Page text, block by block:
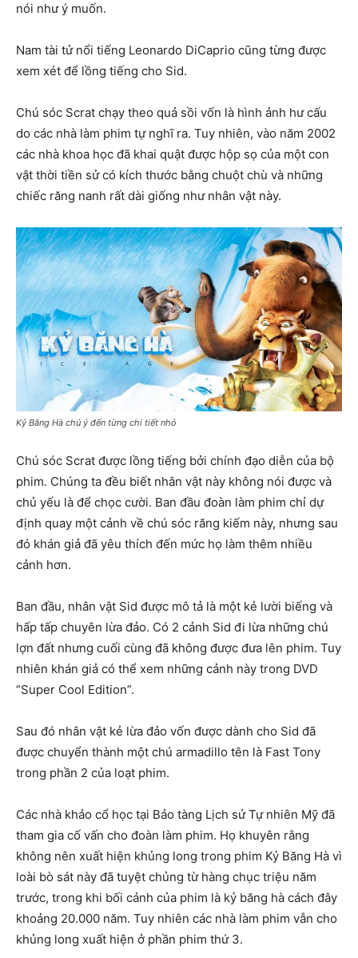
nói như ý muốn.
Nam tài tử nổi tiếng Leonardo DiCaprio cũng từng được
xem xét để lồng tiếng cho Sid.
Chú sóc Scrat chạy theo quả sồi vốn là hình ảnh hư cấu
do các nhà làm phim tự nghĩ ra. Tuy nhiên, vào năm 2002
các nhà khoa học đã khai quật được hộp sọ của một con
vật thời tiền sử có kích thước bằng chuột chù và những
chiếc răng nanh rất dài giống như nhân vật này.
Kỷ Băng Hà chú ý đến từng chi tiết nhỏ
Chú sóc Scrat được lồng tiếng bởi chính đạo diễn của bộ
phim. Chúng ta đều biết nhân vật này không nói được và
chủ yếu là để chọc cười. Ban đầu đoàn làm phim chỉ dự
định quay một cảnh về chú sóc răng kiếm này, nhưng sau
đó khán giả đã yêu thích đến mức họ làm thêm nhiều
cảnh hơn.
Ban đầu, nhân vật Sid được mô tả là một kẻ lười biếng và
hấp tấp chuyên lừa đảo. Có 2 cảnh Sid đi lừa những chú
lợn đất nhưng cuối cùng đã không được đưa lên phim. Tuy
nhiên khán giả có thể xem những cảnh này trong DVD
“Super Cool Edition”.
Sau đó nhân vật kẻ lừa đảo vốn được dành cho Sid đã
được chuyển thành một chú armadillo tên là Fast Tony
trong phần 2 của loạt phim.
Các nhà khảo cổ học tại Bảo tàng Lịch sử Tự nhiên Mỹ đã
tham gia cố vấn cho đoàn làm phim. Họ khuyên rằng
không nên xuất hiện khủng long trong phim Kỷ Băng Hà vì
loài bò sát này đã tuyệt chủng từ hàng chục triệu năm
trước, trong khi bối cảnh của phim là kỷ băng hà cách đây
khoảng 20.000 năm. Tuy nhiên các nhà làm phim vẫn cho
khủng long xuất hiện ở phần phim thứ 3.